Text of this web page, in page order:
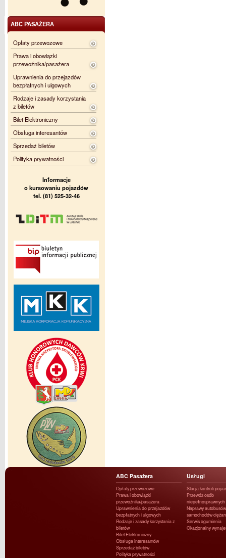
ABC PASAŻERA
Opłaty przewozowe
Prawa i obowiązki
przewoźnika/pasażera
Uprawnienia do przejazdów
bezpłatnych i ulgowych
Rodzaje i zasady korzystania
z biletów
Bilet Elektroniczny
Obsługa interesantów
Sprzedaż biletów
Polityka prywatności
Informacje
o kursowaniu pojazdów
tel. (81) 525-32-46
ABC Pasażera
Opłaty przewozowe
Prawa i obowiązki
przewoźnika/pasażera
Uprawnienia do przejazdów
bezpłatnych i ulgowych
Rodzaje i zasady korzystania z
biletów
Bilet Elektroniczny
Obsługa interesantów
Sprzedaż biletów
Polityka prywatności
Usługi
Stacja kontroli
Przewóz osób
niepełnosprawnych
Naprawy
samochodów
Serwis ogumienia
Okazjonalny